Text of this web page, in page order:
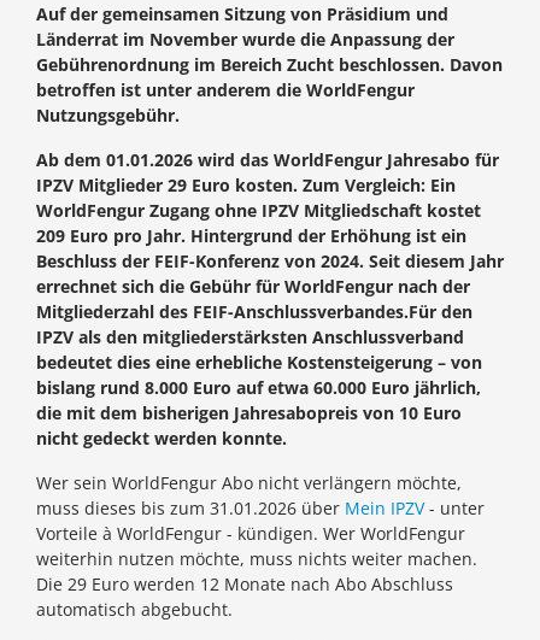
Auf der gemeinsamen Sitzung von Präsidium und
Länderrat im November wurde die Anpassung der
Gebührenordnung im Bereich Zucht beschlossen. Davon
betroffen ist unter anderem die WorldFengur
Nutzungsgebühr.
Ab dem 01.01.2026 wird das WorldFengur Jahresabo für
IPZV Mitglieder 29 Euro kosten. Zum Vergleich: Ein
WorldFengur Zugang ohne IPZV Mitgliedschaft kostet
209 Euro pro Jahr. Hintergrund der Erhöhung ist ein
Beschluss der FEIF-Konferenz von 2024. Seit diesem Jahr
errechnet sich die Gebühr für WorldFengur nach der
Mitgliederzahl des FEIF-Anschlussverbandes.Für den
IPZV als den mitgliederstärksten Anschlussverband
bedeutet dies eine erhebliche Kostensteigerung – von
bislang rund 8.000 Euro auf etwa 60.000 Euro jährlich,
die mit dem bisherigen Jahresabopreis von 10 Euro
nicht gedeckt werden konnte.
Wer sein WorldFengur Abo nicht verlängern möchte,
muss dieses bis zum 31.01.2026 über Mein IPZV- unter
Vorteile à WorldFengur - kündigen. Wer WorldFengur
weiterhin nutzen möchte, muss nichts weiter machen.
Die 29 Euro werden 12 Monate nach Abo Abschluss
automatisch abgebucht.